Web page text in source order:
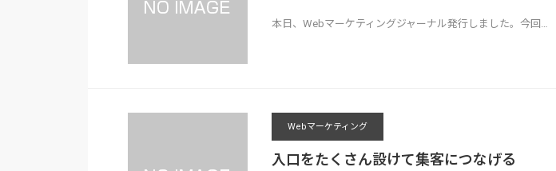
本日、Webマーケティングジャーナル発行しました。今回…
Webマーケティング
入口をたくさん設けて集客につなげる